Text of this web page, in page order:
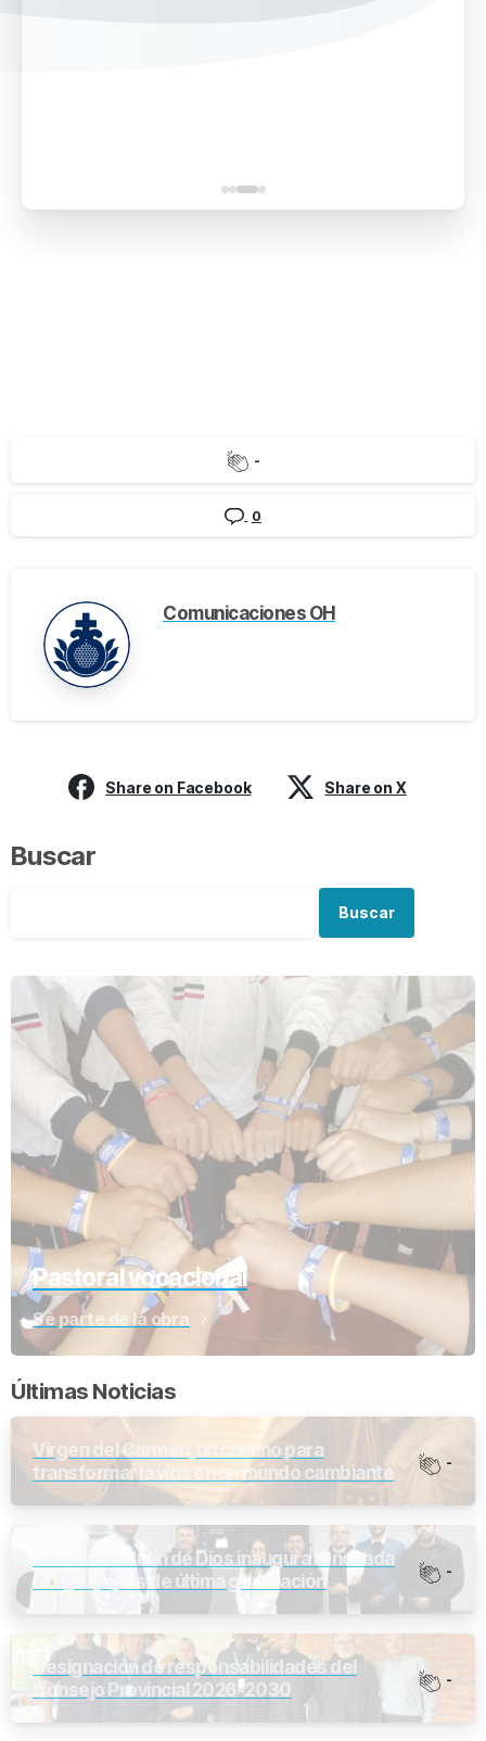
-
0
Comunicaciones OH
Share on Facebook Share on X
Buscar
Buscar
Pastoral vocacional
Sé parte de la obra
Últimas Noticias
Virgen del Carmen, un camino para
transformar la vida en un mundo cambiante
-
Clínica San Juan de Dios inaugura renovada
UCI y Equipos de última generación
-
Designación de responsabilidades del
Consejo Provincial 2026-2030
-